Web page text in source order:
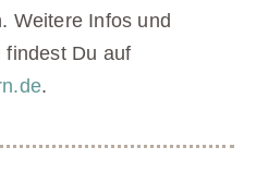
Weitere Infos und
findest Du auf
.